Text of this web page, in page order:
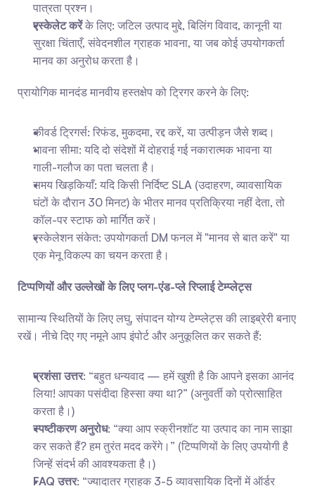
पात्रता प्रश्न।
एस्केलेट करें के लिए: जटिल उत्पाद मुद्दे, बिलिंग विवाद, कानूनी या
सुरक्षा चिंताएँ, संवेदनशील ग्राहक भावना, या जब कोई उपयोगकर्ता
मानव का अनुरोध करता है।
प्रायोगिक मानदंड मानवीय हस्तक्षेप को ट्रिगर करने के लिए:
कीवर्ड ट्रिगर्स: रिफंड, मुकदमा, रद्द करें, या उत्पीड़न जैसे शब्द।
भावना सीमा: यदि दो संदेशों में दोहराई गई नकारात्मक भावना या
गाली-गलौज का पता चलता है।
समय खिड़कियाँ: यदि किसी निर्दिष्ट SLA (उदाहरण, व्यावसायिक
घंटों के दौरान 30 मिनट) के भीतर मानव प्रतिक्रिया नहीं देता, तो
कॉल-पर स्टाफ को मार्गित करें।
एस्केलेशन संकेत: उपयोगकर्ता DM फनल में "मानव से बात करें" या
एक मेनू विकल्प का चयन करता है।
टिप्पणियों और उल्लेखों के लिए प्लग-एंड-प्ले रिप्लाई टेम्प्लेट्स
सामान्य स्थितियों के लिए लघु, संपादन योग्य टेम्प्लेट्स की लाइब्रेरी बनाए
रखें। नीचे दिए गए नमूने आप इंपोर्ट और अनुकूलित कर सकते हैं:
प्रशंसा उत्तर: “बहुत धन्यवाद — हमें खुशी है कि आपने इसका आनंद
लिया! आपका पसंदीदा हिस्सा क्या था?” (अनुवर्ती को प्रोत्साहित
करता है।)
स्पष्टीकरण अनुरोध: “क्या आप स्क्रीनशॉट या उत्पाद का नाम साझा
कर सकते हैं? हम तुरंत मदद करेंगे।” (टिप्पणियों के लिए उपयोगी है
जिन्हें संदर्भ की आवश्यकता है।)
FAQ उत्तर: “ज्यादातर ग्राहक 3-5 व्यावसायिक दिनों में ऑर्डर